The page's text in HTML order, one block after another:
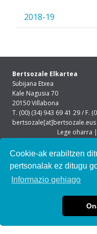
Cookie-ak erabiltzen
pertsonalak ez ditugu
Informazio gehiago
2018-19
Bertsozale Elkartea
Subijana Etxea
Kale Nagusia 70
20150 Villabona
T. (00) (34) 943 69 41 29 / F.
bertsozale[at]bertsozale.eus
Lege oharra |